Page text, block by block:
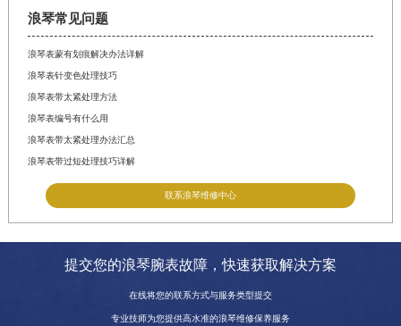
浪琴常见问题
浪琴表蒙有划痕解决办法详解
浪琴表针变色处理技巧
浪琴表带太紧处理方法
浪琴表编号有什么用
浪琴表带太紧处理办法汇总
浪琴表带过短处理技巧详解
联系浪琴维修中心
提交您的浪琴腕表故障，快速获取解决方案
在线将您的联系方式与服务类型提交
专业技师为您提供高水准的浪琴维修保养服务